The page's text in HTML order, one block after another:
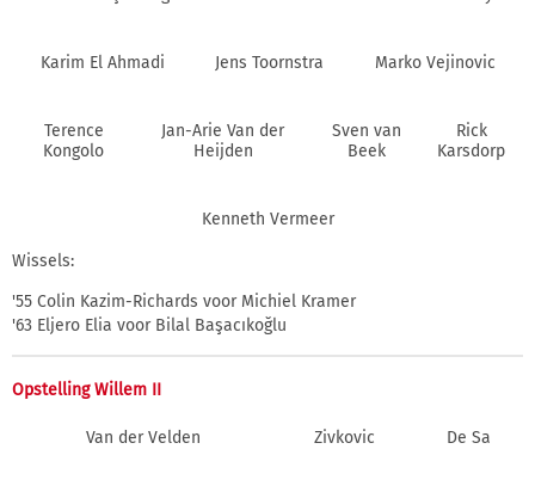
Karim El Ahmadi Jens Toornstra Marko Vejinovic
Terence
Kongolo
Jan-Arie Van der
Heijden
Sven van
Beek
Rick
Karsdorp
Kenneth Vermeer
Wissels:
'55 Colin Kazim-Richards voor Michiel Kramer
'63 Eljero Elia voor Bilal Başacıkoğlu
Opstelling Willem II
Van der Velden Zivkovic De Sa